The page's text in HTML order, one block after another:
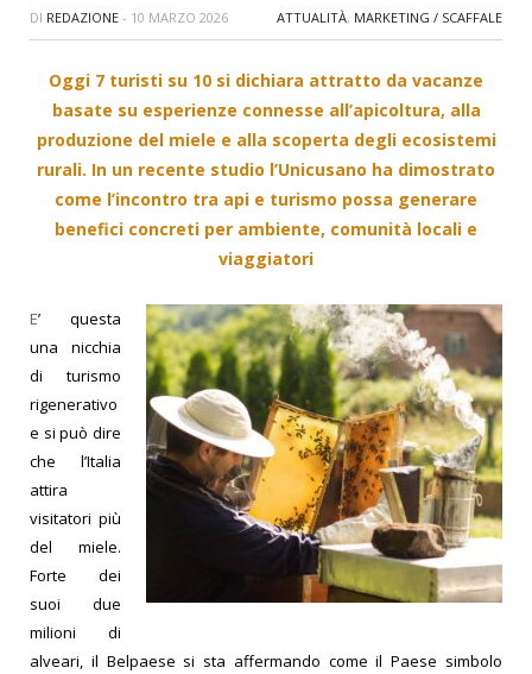
DI REDAZIONE - 10 MARZO 2026 ATTUALITÀ, MARKETING / SCAFFALE
Oggi 7 turisti su 10 si dichiara attratto da vacanze
basate su esperienze connesse all’apicoltura, alla
produzione del miele e alla scoperta degli ecosistemi
rurali. In un recente studio l’Unicusano ha dimostrato
come l’incontro tra api e turismo possa generare
benefici concreti per ambiente, comunità locali e
viaggiatori
E’ questa
una nicchia
di turismo
rigenerativo
e si può dire
che l’Italia
attira
visitatori più
del miele.
Forte dei
suoi due
milioni di
alveari, il Belpaese si sta affermando come il Paese simbolo